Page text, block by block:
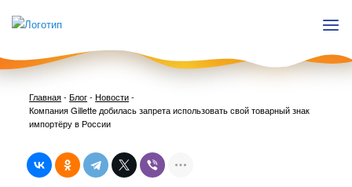
Главная-Блог- Новости-
Компания Gillette добилась запрета использовать свой товарный знак
импортёру в России